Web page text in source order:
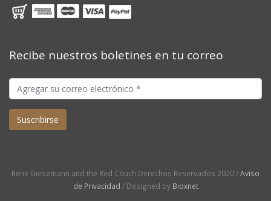
Recibe nuestros boletines en tu correo
Rene Giesemann and the Red Couch Derechos Reservados 2020 /Aviso
de Privacidad / Designed by Bioxnet